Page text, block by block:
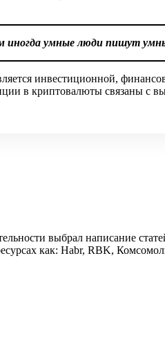
умные люди пишут
инвестиционной,
в криптовалюты связаны с
выбрал написание
как: Habr, RBK,